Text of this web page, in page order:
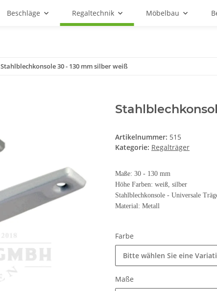
Beschläge Regaltechnik Möbelbau
Stahlblechkonsole 30 - 130 mm silber weiß
Artikelnummer: 515
Kategorie: Regalträger
Maße: 30 - 130 mm
Höhe Farben: weiß, silber
Stahlblechkonsole - Universale
Material: Metall
Farbe
Bitte wählen Sie eine
Maße